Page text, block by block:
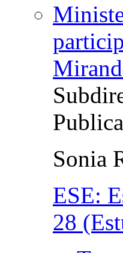
Sonia
ESE:
28